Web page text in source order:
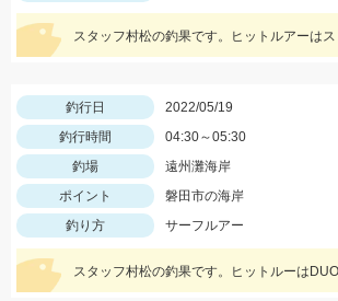
釣行日
2022/05/19
釣行時間
04:30～05:30
釣場
遠州灘海岸
ポイント
磐田市の海岸
釣り方
サーフルアー